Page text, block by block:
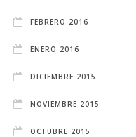
FEBRERO 2016
ENERO 2016
DICIEMBRE 2015
NOVIEMBRE 2015
OCTUBRE 2015